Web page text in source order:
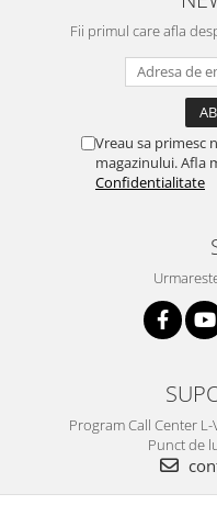
Fii primul care afla
Vreau sa primesc
magazinului. Afla
Confidentialitate
Program Call Center L-
Punct de